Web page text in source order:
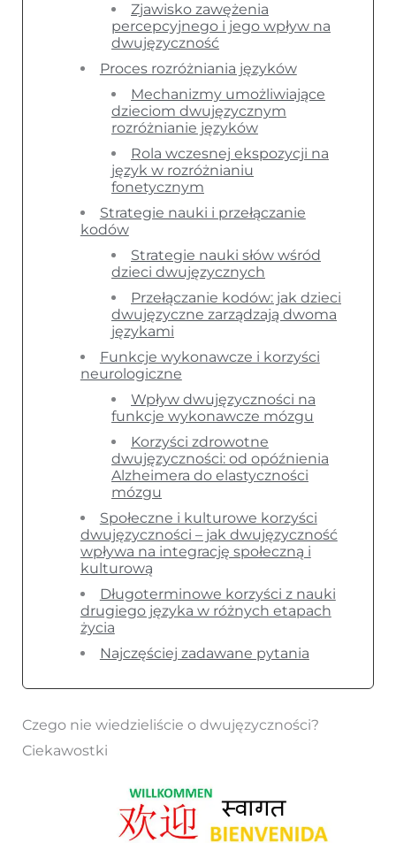
Zjawisko zawężenia
percepcyjnego i jego wpływ na
dwujęzyczność
Proces rozróżniania języków
Mechanizmy umożliwiające
dzieciom dwujęzycznym
rozróżnianie języków
Rola wczesnej ekspozycji na
język w rozróżnianiu
fonetycznym
Strategie nauki i przełączanie
kodów
Strategie nauki słów wśród
dzieci dwujęzycznych
Przełączanie kodów: jak dzieci
dwujęzyczne zarządzają dwoma
językami
Funkcje wykonawcze i korzyści
neurologiczne
Wpływ dwujęzyczności na
funkcje wykonawcze mózgu
Korzyści zdrowotne
dwujęzyczności: od opóźnienia
Alzheimera do elastyczności
mózgu
Społeczne i kulturowe korzyści
dwujęzyczności – jak dwujęzyczność
wpływa na integrację społeczną i
kulturową
Długoterminowe korzyści z nauki
drugiego języka w różnych etapach
życia
Najczęściej zadawane pytania
Czego nie wiedzieliście o dwujęzyczności?
Ciekawostki